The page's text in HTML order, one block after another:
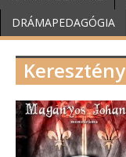
DRÁMAPEDAGÓGIA
Keresztény